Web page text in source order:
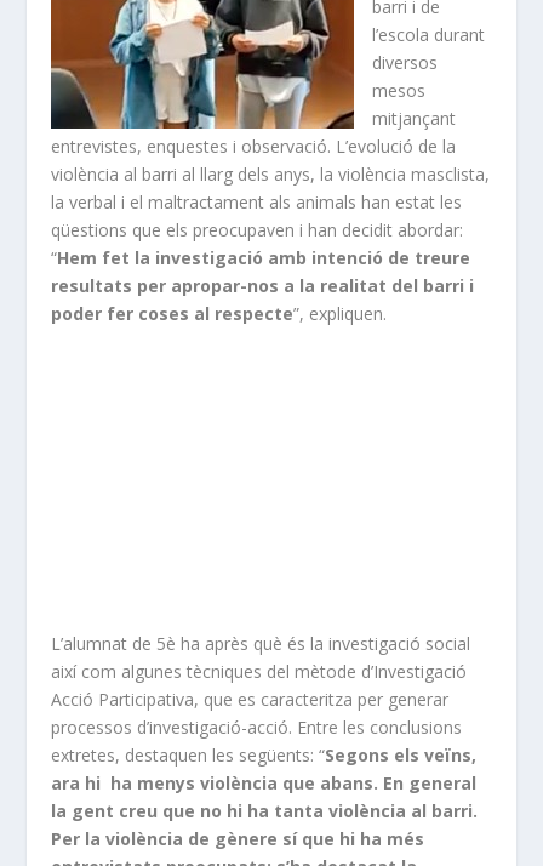
barri i de
l’escola durant
diversos
mesos
mitjançant
entrevistes, enquestes i observació. L’evolució de la
violència al barri al llarg dels anys, la violència masclista,
la verbal i el maltractament als animals han estat les
qüestions que els preocupaven i han decidit abordar:
“Hem fet la investigació amb intenció de treure
resultats per apropar-nos a la realitat del barri i
poder fer coses al respecte”, expliquen.
L’alumnat de 5è ha après què és la investigació social
així com algunes tècniques del mètode d’Investigació
Acció Participativa, que es caracteritza per generar
processos d’investigació-acció. Entre les conclusions
extretes, destaquen les següents: “Segons els veïns,
ara hi ha menys violència que abans. En general
la gent creu que no hi ha tanta violència al barri.
Per la violència de gènere sí que hi ha més